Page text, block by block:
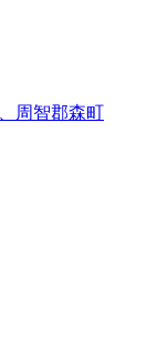
周智郡森町